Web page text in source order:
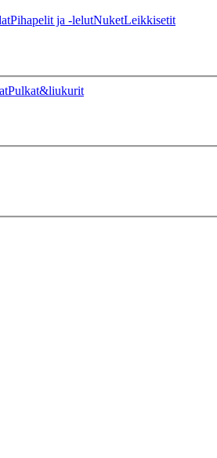
Pihapelit ja -lelutNuketLeikkisetit
Pulkat&liukurit